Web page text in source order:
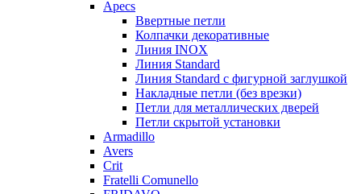
Apecs
Ввертные петли
Колпачки декоративные
Линия INOX
Линия Standard
Линия Standard с фигурной заглушкой
Накладные петли (без врезки)
Петли для металлических дверей
Петли скрытой установки
Armadillo
Avers
Crit
Fratelli Comunello